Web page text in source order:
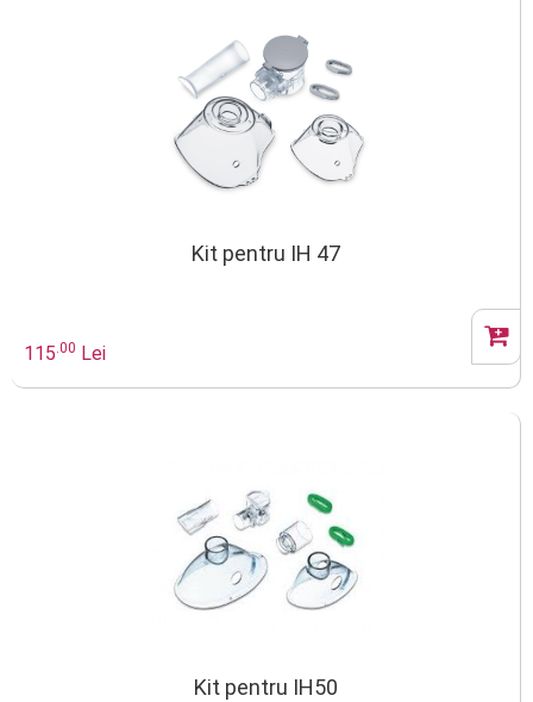
Kit pentru IH 47
115.00 Lei
Kit pentru IH50